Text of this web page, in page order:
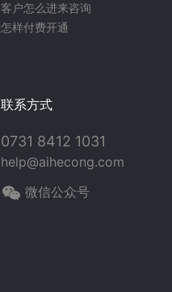
客户怎么进来咨询
怎样付费开通
联系方式
0731 8412 1031
help@aihecong.com
微信公众号